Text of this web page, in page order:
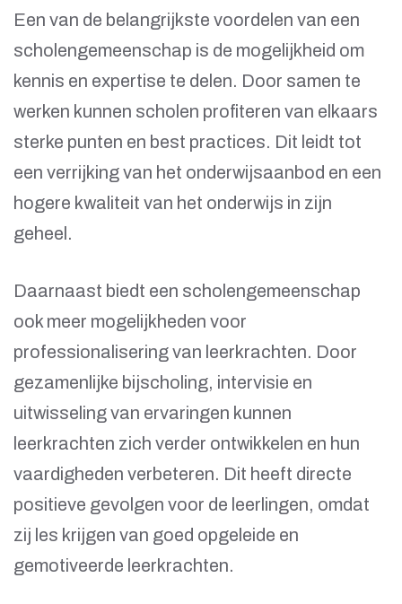
Een van de belangrijkste voordelen van een
scholengemeenschap is de mogelijkheid om
kennis en expertise te delen. Door samen te
werken kunnen scholen profiteren van elkaars
sterke punten en best practices. Dit leidt tot
een verrijking van het onderwijsaanbod en een
hogere kwaliteit van het onderwijs in zijn
geheel.
Daarnaast biedt een scholengemeenschap
ook meer mogelijkheden voor
professionalisering van leerkrachten. Door
gezamenlijke bijscholing, intervisie en
uitwisseling van ervaringen kunnen
leerkrachten zich verder ontwikkelen en hun
vaardigheden verbeteren. Dit heeft directe
positieve gevolgen voor de leerlingen, omdat
zij les krijgen van goed opgeleide en
gemotiveerde leerkrachten.